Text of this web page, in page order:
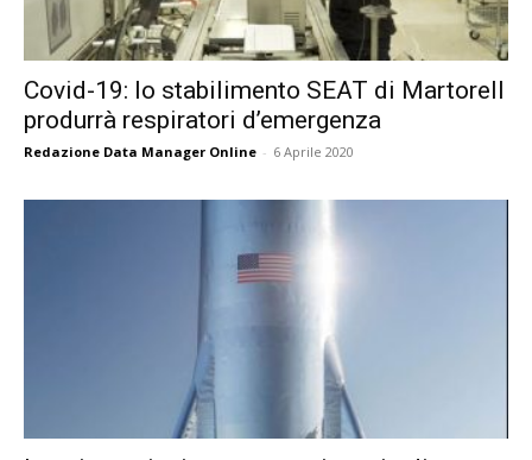
Covid-19: lo stabilimento SEAT di Martorell
produrrà respiratori d’emergenza
Redazione Data Manager Online - 6 Aprile 2020